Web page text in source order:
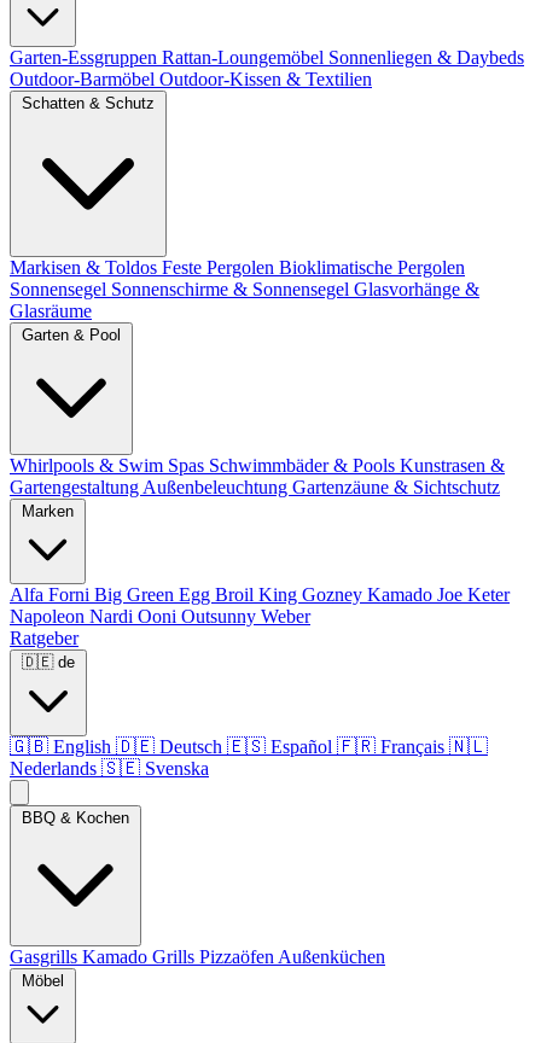
Garten-Essgruppen Rattan-Loungemöbel Sonnenliegen & Daybeds
Outdoor-Barmöbel Outdoor-Kissen & Textilien
Markisen & Toldos Feste Pergolen Bioklimatische Pergolen
Sonnensegel Sonnenschirme & Sonnensegel Glasvorhänge &
Glasräume
Whirlpools & Swim Spas Schwimmbäder & Pools Kunstrasen &
Gartengestaltung Außenbeleuchtung Gartenzäune & Sichtschutz
Alfa Forni Big Green Egg Broil King Gozney Kamado Joe Keter
Napoleon Nardi Ooni Outsunny Weber
Ratgeber
🇩🇪 de
🇬🇧 English 🇩🇪 Deutsch 🇪🇸 Español 🇫🇷 Français 🇳🇱
Nederlands 🇸🇪 Svenska
Gasgrills Kamado Grills Pizzaöfen Außenküchen